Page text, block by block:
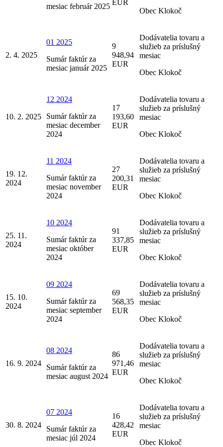
mesiac február 2025 EUR
Obec Klokoč
2. 4. 2025
01 2025
Sumár faktúr za
mesiac január 2025
9
948,94
EUR
Dodávatelia tovaru a
služieb za príslušný
mesiac
Obec Klokoč
10. 2. 2025
12 2024
Sumár faktúr za
mesiac december
2024
17
193,60
EUR
Dodávatelia tovaru a
služieb za príslušný
mesiac
Obec Klokoč
19. 12.
2024
11 2024
Sumár faktúr za
mesiac november
2024
27
200,31
EUR
Dodávatelia tovaru a
služieb za príslušný
mesiac
Obec Klokoč
25. 11.
2024
10 2024
Sumár faktúr za
mesiac október
2024
91
337,85
EUR
Dodávatelia tovaru a
služieb za príslušný
mesiac
Obec Klokoč
15. 10.
2024
09 2024
Sumár faktúr za
mesiac september
2024
69
568,35
EUR
Dodávatelia tovaru a
služieb za príslušný
mesiac
Obec Klokoč
16. 9. 2024
08 2024
Sumár faktúr za
mesiac august 2024
86
971,46
EUR
Dodávatelia tovaru a
služieb za príslušný
mesiac
Obec Klokoč
30. 8. 2024
07 2024
Sumár faktúr za
mesiac júl 2024
16
428,42
EUR
Dodávatelia tovaru a
služieb za príslušný
mesiac
Obec Klokoč